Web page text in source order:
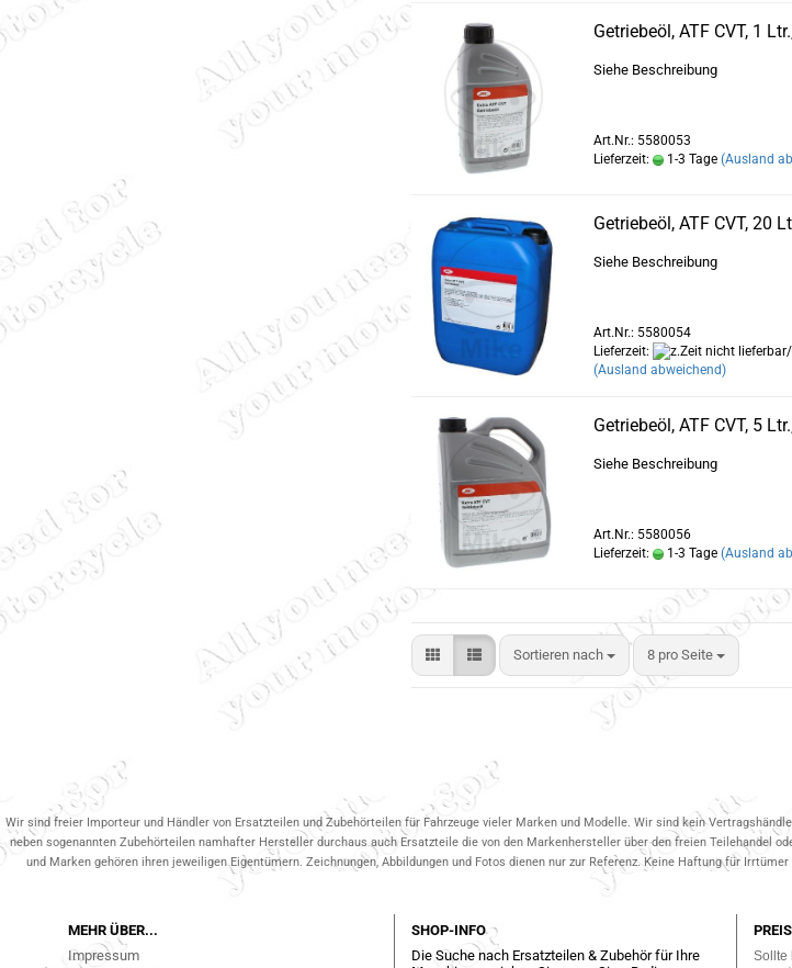
Getriebeöl, ATF CVT, 1
Siehe Beschreibung
Art.Nr.: 5580053
Lieferzeit:
1-3 Tage (Ausland
Getriebeöl, ATF CVT, 20
Siehe Beschreibung
Art.Nr.: 5580054
Lieferzeit:
(Ausland abweichend)
Getriebeöl, ATF CVT, 5
Siehe Beschreibung
Art.Nr.: 5580056
Lieferzeit:
1-3 Tage (Ausland
Sortieren nach 8 pro Seite
Wir sind freier Importeur und Händler von Ersatzteilen und Zubehörteilen für Fahrzeuge vieler Marken und Modelle. Wir sind kein
neben sogenannten Zubehörteilen namhafter Hersteller durchaus auch Ersatzteile die von den Markenhersteller über den freien Teilehandel
und Marken gehören ihren jeweiligen Eigentümern. Zeichnungen, Abbildungen und Fotos dienen nur zur Referenz. Keine Haftung für
MEHR ÜBER...
Impressum
SHOP-INFO
Die Suche nach Ersatzteilen & Zubehör für Ihre
Sollte